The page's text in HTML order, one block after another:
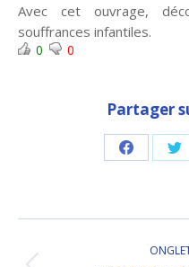
Avec cet ouvrage,
souffrances infantiles.
0 0
Partager
Share